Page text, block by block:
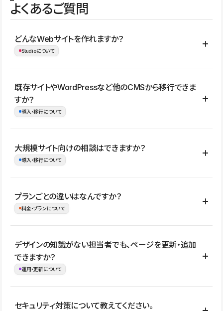
よくあるご質問
どんなWebサイトを作れますか？
Studioについて
コーポレートサイト、サービスサイト、LP、採用サイト、ブロ
グ・メディア、イベントサイト、店舗・商品紹介サイト、ポートフ
ォリオなど幅広く制作できます。
既存サイトやWordPressなど他のCMSから移行できま
すか？
導入・移行について
はい。既存サイトの構成やコンテンツ、URLを整理したうえで、
Studio上に再構築する形で移行できます。 WordPressの場合は、
イト全体のデザインや設定がそのまま移行されるわけではないた
め、移行後にページ構成やデザイン、CMS設計、URL・リダイレク
大規模サイト向けの相談はできますか？
導入・移行について
はい。アクセス規模が大きいサイトや、複数部門での運用、権限管
理、セキュリティ確認、既存システムとの連携など、個別の要件が
ない段階でも、お問い合わせください。
お問合せはこちら
プランごとの違いはなんですか？
料金・プランについて
公開ページ数、バージョン履歴の期間、CMS利用数の上限、権限
管理の有無などがプランごとに異なります。詳しくは料金プランペ
ージをご覧ください。
デザインの知識がない担当者でも、ページを更新・追加
できますか？
運用・更新について
はい。CMSやコンポーネントを活用して更新範囲を設計しておく
セキュリティ対策について教えてください。